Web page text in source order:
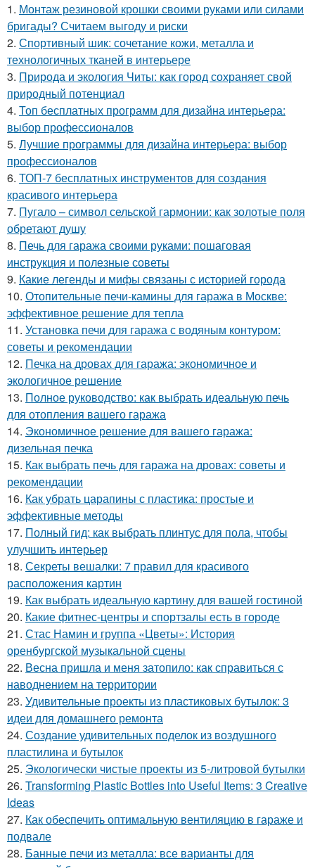
1. Монтаж резиновой крошки своими руками или силами
бригады? Считаем выгоду и риски
2. Спортивный шик: сочетание кожи, металла и
технологичных тканей в интерьере
3. Природа и экология Читы: как город сохраняет свой
природный потенциал
4. Топ бесплатных программ для дизайна интерьера:
выбор профессионалов
5. Лучшие программы для дизайна интерьера: выбор
профессионалов
6. ТОП-7 бесплатных инструментов для создания
красивого интерьера
7. Пугало – символ сельской гармонии: как золотые поля
обретают душу
8. Печь для гаража своими руками: пошаговая
инструкция и полезные советы
9. Какие легенды и мифы связаны с историей города
10. Отопительные печи-камины для гаража в Москве:
эффективное решение для тепла
11. Установка печи для гаража с водяным контуром:
советы и рекомендации
12. Печка на дровах для гаража: экономичное и
экологичное решение
13. Полное руководство: как выбрать идеальную печь
для отопления вашего гаража
14. Экономичное решение для вашего гаража:
дизельная печка
15. Как выбрать печь для гаража на дровах: советы и
рекомендации
16. Как убрать царапины с пластика: простые и
эффективные методы
17. Полный гид: как выбрать плинтус для пола, чтобы
улучшить интерьер
18. Секреты вешалки: 7 правил для красивого
расположения картин
19. Как выбрать идеальную картину для вашей гостиной
20. Какие фитнес-центры и спортзалы есть в городе
21. Стас Намин и группа «Цветы»: История
оренбургской музыкальной сцены
22. Весна пришла и меня затопило: как справиться с
наводнением на территории
23. Удивительные проекты из пластиковых бутылок: 3
идеи для домашнего ремонта
24. Создание удивительных поделок из воздушного
пластилина и бутылок
25. Экологически чистые проекты из 5-литровой бутылки
26. Transforming Plastic Bottles into Useful Items: 3 Creative
Ideas
27. Как обеспечить оптимальную вентиляцию в гараже и
подвале
28. Банные печи из металла: все варианты для